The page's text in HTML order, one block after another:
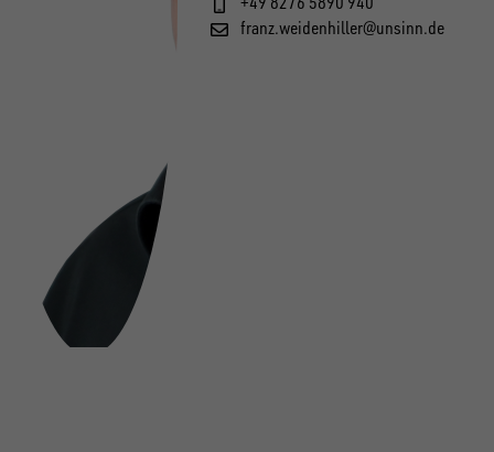
franz.weidenhiller@unsinn.de